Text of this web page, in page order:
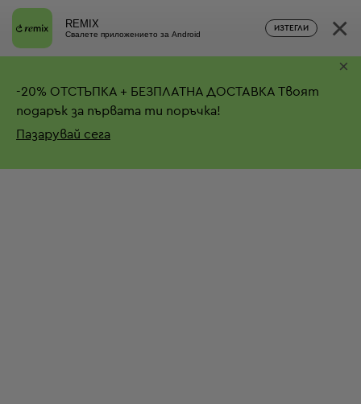
REMIX
Свалете приложението за Android
ИЗТЕГЛИ ×
-20% ОТСТЪПКА + БЕЗПЛАТНА ДОСТАВКА Твоят
подарък за първата ти поръчка!
Пазарувай сега
×